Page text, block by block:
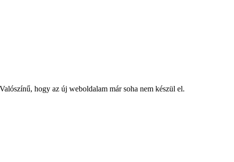
hogy az új weboldalam már soha nem készül el.